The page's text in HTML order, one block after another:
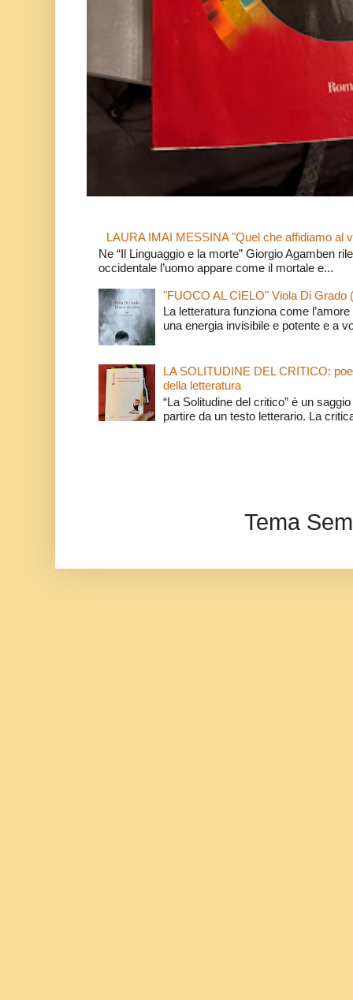
LAURA IMAI MESSINA "Quel che affidiamo al
Ne “Il Linguaggio e la morte” Giorgio Agamben
occidentale l’uomo appare come il mortale e...
"FUOCO AL CIELO" Viola Di Grado
La letteratura funziona come
una energia invisibile e potente e a
LA SOLITUDINE DEL CRITICO:
della letteratura
“La Solitudine del critico” è un
partire da un testo letterario. La
Tema